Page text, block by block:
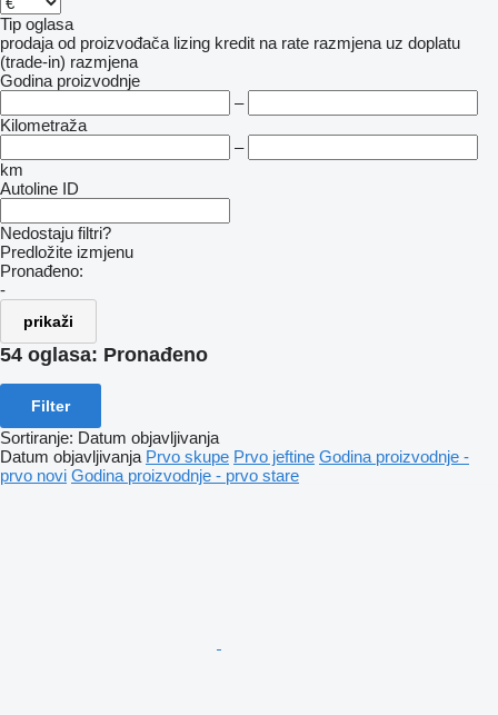
Tip oglasa
prodaja od proizvođača lizing kredit na rate razmjena uz doplatu
(trade-in) razmjena
Godina proizvodnje
–
Kilometraža
–
km
Autoline ID
Nedostaju filtri?
Predložite izmjenu
Pronađeno:
-
prikaži
54 oglasa: Pronađeno
Filter
Sortiranje: Datum objavljivanja
Datum objavljivanja Prvo skupe Prvo jeftine Godina proizvodnje -
prvo novi Godina proizvodnje - prvo stare